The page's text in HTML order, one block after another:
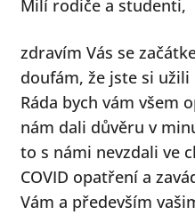
Milí rodiče a studenti,
zdravím Vás se
doufám, že jste si
Ráda bych vám všem
nám dali důvěru v
to s námi nevzdali ve
COVID opatření a
Vám a především